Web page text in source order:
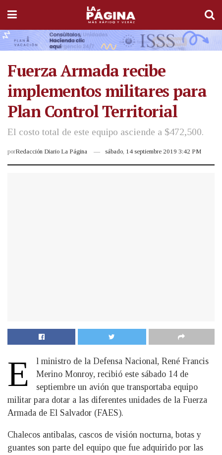
Fuerza Armada recibe
implementos militares para
Plan Control Territorial
El costo total de este equipo asciende a $472,500.
porRedacción Diario La Página sábado, 14 septiembre 2019 3:42 PM
E
l ministro de la Defensa Nacional, René Francis
Merino Monroy, recibió este sábado 14 de
septiembre un avión que transportaba equipo
militar para dotar a las diferentes unidades de la Fuerza
Armada de El Salvador (FAES).
Chalecos antibalas, cascos de visión nocturna, botas y
guantes son parte del equipo que fue adquirido por las